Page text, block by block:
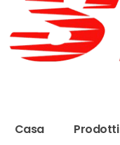
Casa Prodotti